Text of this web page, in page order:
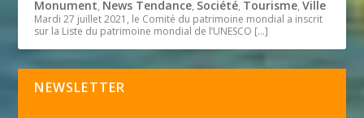
Monument, News Tendance, Société, Tourisme,Ville
Mardi 27 juillet 2021, le Comité du patrimoine mondial a inscrit
sur la Liste du patrimoine mondial de l’UNESCO […]
NEWSLETTER